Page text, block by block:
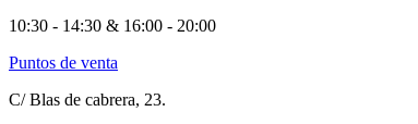
10:30 - 14:30 & 16:00 - 20:00
Puntos de venta
C/ Blas de cabrera, 23.